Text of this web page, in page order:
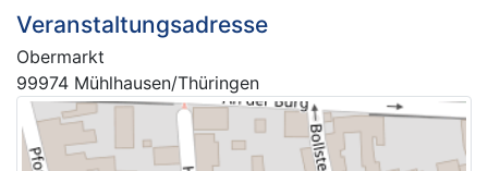
Veranstaltungsadresse
Obermarkt
99974 Mühlhausen/Thüringen